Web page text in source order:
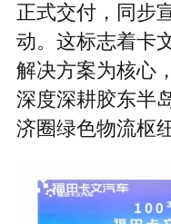
正式交付，同步
动。这标志着卡
解决方案为核心
深度深耕胶东半
济圈绿色物流枢